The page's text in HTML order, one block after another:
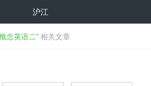
沪江
念英语二”相关文章